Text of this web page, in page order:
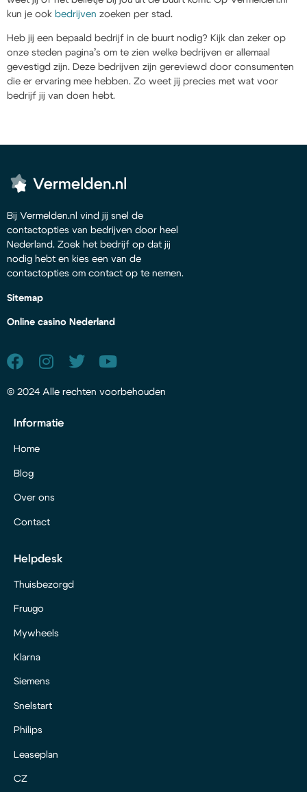
kun je ook bedrijven zoeken per stad.
Heb jij een bepaald bedrijf in de buurt nodig? Kijk dan zeker op
onze steden pagina’s om te zien welke bedrijven er allemaal
gevestigd zijn. Deze bedrijven zijn gereviewd door consumenten
die er ervaring mee hebben. Zo weet jij precies met wat voor
bedrijf jij van doen hebt.
Bij Vermelden.nl vind jij snel de
contactopties van bedrijven door heel
Nederland. Zoek het bedrijf op dat jij
nodig hebt en kies een van de
contactopties om contact op te nemen.
Sitemap
Online casino Nederland
© 2024 Alle rechten voorbehouden
Informatie
Home
Blog
Over ons
Contact
Helpdesk
Thuisbezorgd
Fruugo
Mywheels
Klarna
Siemens
Snelstart
Philips
Leaseplan
CZ